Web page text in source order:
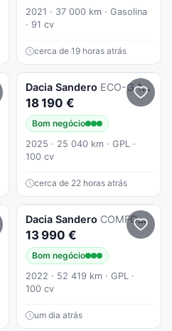
2021 · 37 000 km · Gasolina
· 91 cv
cerca de 19 horas atrás
Dacia Sandero ECO-G 100 Bi-Fuel Stepway Extreme+
18 190 €
Bom negócio
2025 · 25 040 km · GPL ·
100 cv
cerca de 22 horas atrás
Dacia Sandero COMFORT ECO-G 100
13 990 €
Bom negócio
2022 · 52 419 km · GPL ·
100 cv
um dia atrás